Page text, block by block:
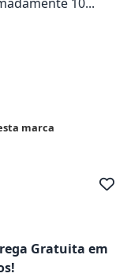
marca
Gratuita em